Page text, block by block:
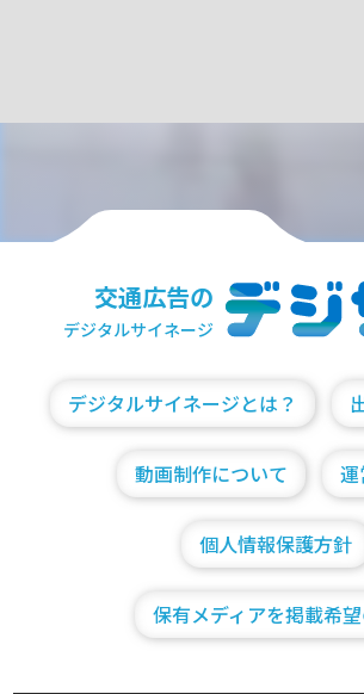
交通広告の
デジタルサイネージ
デジタルサイネージとは？
動画制作について
個人情報保護方針
保有メディアを掲載希